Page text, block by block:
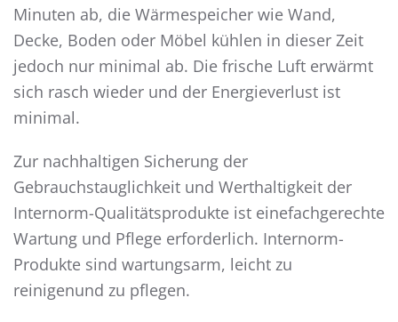
Minuten ab, die Wärmespeicher wie Wand,
Decke, Boden oder Möbel kühlen in dieser Zeit
jedoch nur minimal ab. Die frische Luft erwärmt
sich rasch wieder und der Energieverlust ist
minimal.
Zur nachhaltigen Sicherung der
Gebrauchstauglichkeit und Werthaltigkeit der
Internorm-Qualitätsprodukte ist einefachgerechte
Wartung und Pflege erforderlich. Internorm-
Produkte sind wartungsarm, leicht zu
reinigenund zu pflegen.